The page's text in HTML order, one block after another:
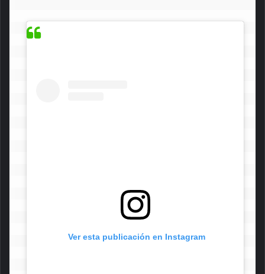
Ver esta publicación en Instagram